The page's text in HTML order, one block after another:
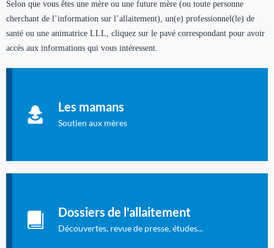
Selon que vous êtes une mère ou une future mère (ou toute personne
cherchant de l’information sur l’allaitement), un(e) professionnel(le) de
santé ou une animatrice LLL, cliquez sur le pavé correspondant pour avoir
accès aux informations qui vous intéressent.
Les mamans
Soutien aux mères
à allaiter et vous informer : toutes les rubriques qui
concernent l'allaitement.
Dossiers de l'allaitement
Découvertes, revue de presse, études...
dernières études sur l'allaitement publiées dans la presse
internationale.